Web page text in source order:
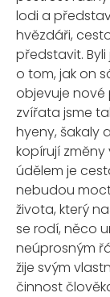
lodi a
hvězdáři,
představit.
o tom, jak on
objevuje nové
zvířata jsme
hyeny, šakaly
kopírují
údělem je
nebudou
života, který
se rodí, něco
neúprosným
žije svým
činnost